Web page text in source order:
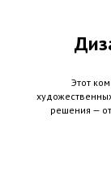
Этот
решения —